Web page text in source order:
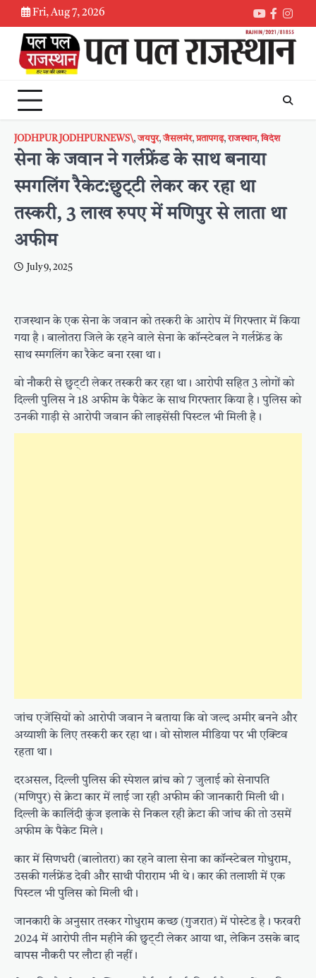
Skip
to
content
Fri, Aug 7, 2026
Youtube
JODHPUR JODHPURNEWS\, जयपुर, जैसलमेर, प्रतापगढ़, राजस्थान,विदेश
सेना के जवान ने गर्लफ्रेंड के साथ बनाया
स्मगलिंग रैकेट:छुट्‌टी लेकर कर रहा था
तस्करी, 3 लाख रुपए में मणिपुर से लाता था
अफीम
July 9, 2025
राजस्थान के एक सेना के जवान को तस्करी के आरोप में गिरफ्तार में किया
गया है। बालोतरा जिले के रहने वाले सेना के कॉन्स्टेबल ने गर्लफ्रेंड के
साथ स्मगलिंग का रैकेट बना रखा था।
वो नौकरी से छुट्‌टी लेकर तस्करी कर रहा था। आरोपी सहित 3 लोगों को
दिल्ली पुलिस ने 18 अफीम के पैकेट के साथ गिरफ्तार किया है। पुलिस को
उनकी गाड़ी से आरोपी जवान की लाइसेंसी पिस्टल भी मिली है।
जांच एजेंसियों को आरोपी जवान ने बताया कि वो जल्द अमीर बनने और
अय्याशी के लिए तस्करी कर रहा था। वो सोशल मीडिया पर भी एक्टिव
रहता था।
दरअसल, दिल्ली पुलिस की स्पेशल ब्रांच को 7 जुलाई को सेनापति
(मणिपुर) से क्रेटा कार में लाई जा रही अफीम की जानकारी मिली थी।
दिल्ली के कालिंदी कुंज इलाके से निकल रही क्रेटा की जांच की तो उसमें
अफीम के पैकेट मिले।
कार में सिणधरी (बालोतरा) का रहने वाला सेना का कॉन्स्टेबल गोधुराम,
उसकी गर्लफ्रेंड देवी और साथी पीराराम भी थे। कार की तलाशी में एक
पिस्टल भी पुलिस को मिली थी।
जानकारी के अनुसार तस्कर गोधुराम कच्छ (गुजरात) में पोस्टेड है। फरवरी
2024 में आरोपी तीन महीने की छुट्‌टी लेकर आया था, लेकिन उसके बाद
वापस नौकरी पर लौटा ही नहीं।